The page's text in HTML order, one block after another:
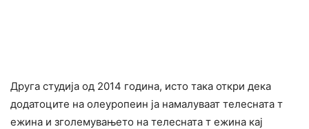
Друга студија од 2014 година, исто така откри дека
додатоците на олеуропеин ја намалуваат телеcната т
ежина и зголемувањето на телесната т ежина кај